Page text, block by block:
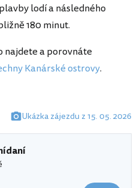
lodí a následného
180 minut.
najdete a porovnáte
Kanárské ostrovy.
Ukázka zájezdu z 15. 05. 2026